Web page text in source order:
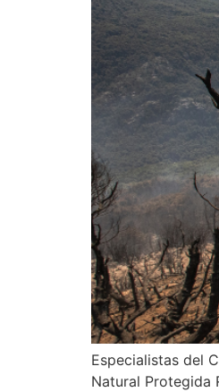
Especialistas del
Natural Protegida